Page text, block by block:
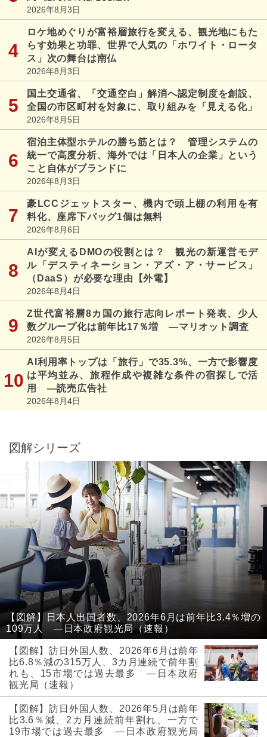
2026年8月3日
ロケ地めぐりが富裕層旅行を変える、観光地にもた
らす効果と功罪、世界で人気の「ホワイト・ロータ
ス」次の舞台は南仏
2026年8月3日
国土交通省、「交通空白」解消へ認定制度を創設、
全国の市区町村を対象に、取り組みを「見える化」
2026年8月5日
宿泊主体型ホテルの勝ち筋とは？ 管理システムの
統一で高度分析、海外では「日本人の企業」という
こと自体がブランドに
2026年8月3日
豪LCCジェットスター、機内で頭上棚の利用を有
料化、座席下バッグ1個は無料
2026年8月6日
AIが変えるDMOの役割とは？ 観光の新運営モデ
ル「デスティネーション・アズ・ア・サービス」
（DaaS）が必要な理由【外電】
2026年8月4日
Z世代富裕層8カ国の旅行志向レポート発表、少人
数グループ化は前年比17％増 ―マリオット調査
2026年8月5日
AI利用率トップは「旅行」で35.3%、一方で影響度
は平均並み、旅程作成や複雑な条件の宿探しで活
用 ―読売広告社
2026年8月4日
図解シリーズ
【図解】日本人出国者数、2026年6月は前年比3.4％増の
109万人 ―日本政府観光局（速報）
【図解】訪日外国人数、2026年6月は前年
比6.8％減の315万人、3カ月連続で前年割
れも、15市場では過去最多 ―日本政府
観光局（速報）
【図解】訪日外国人数、2026年5月は前年
比3.6％減、2カ月連続前年割れ、一方で
19市場では過去最多 ―日本政府観光局